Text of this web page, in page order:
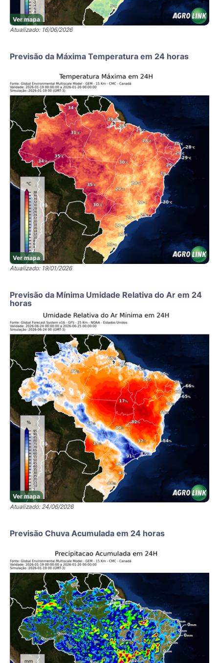
Ver mapa
Atualizado: 16/06/2026
Previsão da Máxima Temperatura em 24 horas
Ver mapa
Atualizado: 19/01/2026
Previsão da Mínima Umidade Relativa do Ar em 24
horas
Ver mapa
Atualizado: 24/06/2026
Previsão Chuva Acumulada em 24 horas